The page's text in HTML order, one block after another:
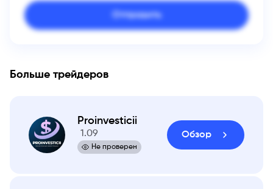
Больше трейдеров
Proinvesticii
1.09
Не проверен
Обзор